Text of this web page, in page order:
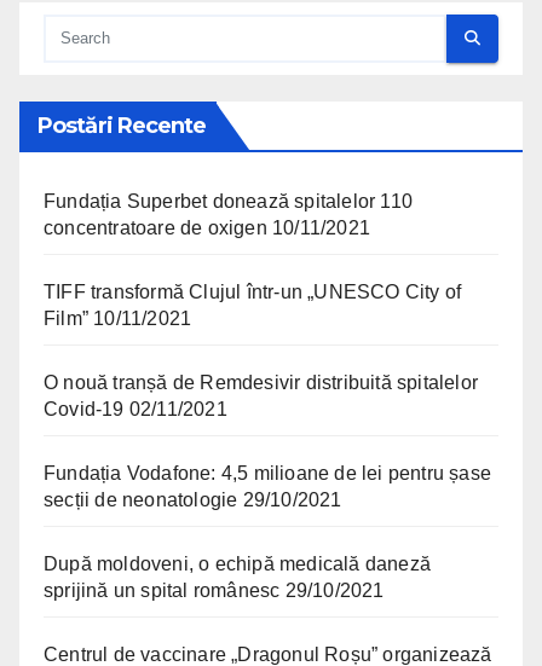
Postări Recente
Fundația Superbet donează spitalelor 110
concentratoare de oxigen 10/11/2021
TIFF transformă Clujul într-un „UNESCO City of
Film” 10/11/2021
O nouă tranșă de Remdesivir distribuită spitalelor
Covid-19 02/11/2021
Fundația Vodafone: 4,5 milioane de lei pentru șase
secții de neonatologie 29/10/2021
După moldoveni, o echipă medicală daneză
sprijină un spital românesc 29/10/2021
Centrul de vaccinare „Dragonul Roșu” organizează